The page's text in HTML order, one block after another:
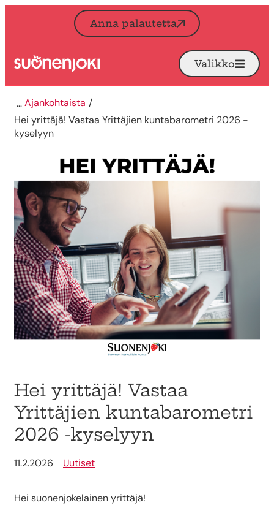
Siirry sisältöön
Anna palautetta
Etusivu Avaa
Valikko
Ajankohtaista
Hei yrittäjä! Vastaa Yrittäjien kuntabarometri 2026 -
kyselyyn
Hei yrittäjä! Vastaa
Yrittäjien kuntabarometri
2026 -kyselyyn
11.2.2026 Uutiset
Hei suonenjokelainen yrittäjä!